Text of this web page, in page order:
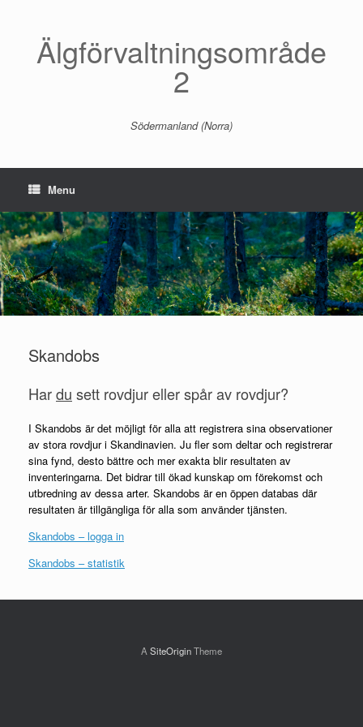
Älgförvaltningsområde
2
Södermanland (Norra)
Menu
Skandobs
Hardu sett rovdjur eller spår av rovdjur?
I Skandobs är det möjligt för alla att registrera sina observationer
av stora rovdjur i Skandinavien. Ju fler som deltar och registrerar
sina fynd, desto bättre och mer exakta blir resultaten av
inventeringarna. Det bidrar till ökad kunskap om förekomst och
utbredning av dessa arter. Skandobs är en öppen databas där
resultaten är tillgängliga för alla som använder tjänsten.
Skandobs – logga in
Skandobs – statistik
A SiteOriginTheme